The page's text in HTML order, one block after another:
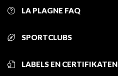
LA PLAGNE FAQ
SPORTCLUBS
LABELS EN CERTIFIKATEN